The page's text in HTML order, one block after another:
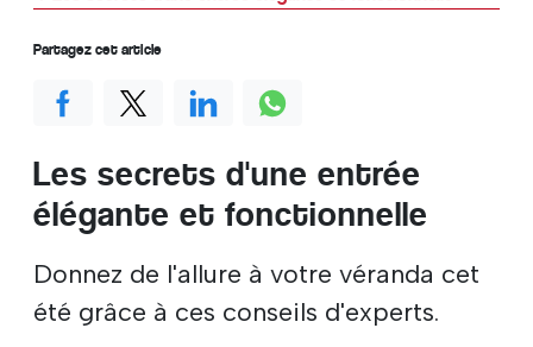
Les secrets d'une entrée
élégante et fonctionnelle
Donnez de l'allure à votre véranda cet
été grâce à ces conseils d'experts.
Partagez cet article